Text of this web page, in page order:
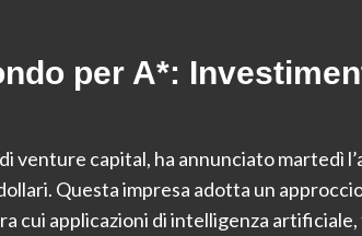
per A*:
venture capital, ha annunciato martedì
Questa impresa adotta un
cui applicazioni di intelligenza